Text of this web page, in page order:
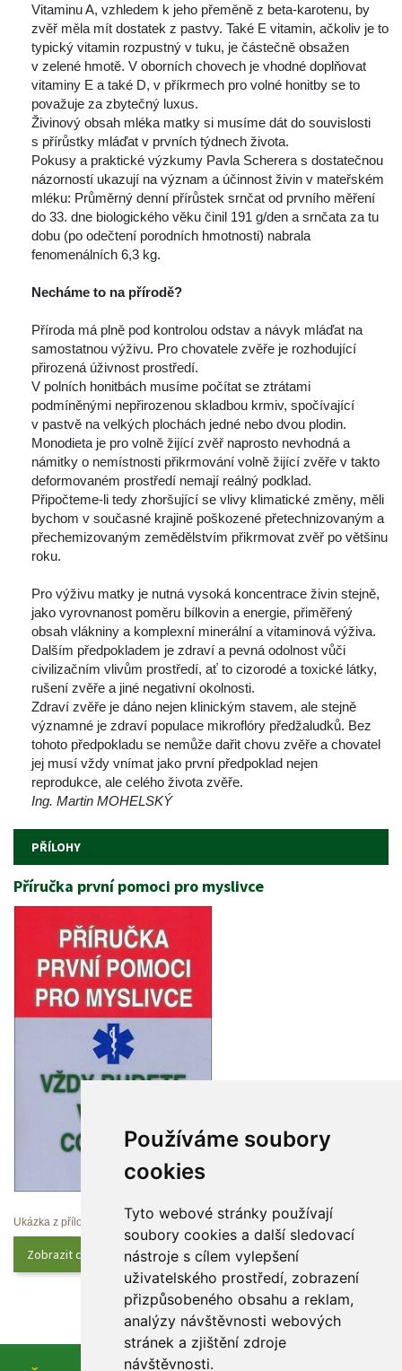
Používáme soubory
cookie
Tyto webové stránky používají
oubory cookies a další sledovací
nástroje s cílem vylepšení
uživatelského prostředí, zobrazení
přizpůsobeného obsahu a reklam,
analýzy návštěvnosti webových
tránek a zjištění zdroje
návštěvnosti.
Vitaminu A, vzhledem k jeho přeměně z beta-karotenu, by
zvěř měla mít dostatek z pastvy. Také E vitamin, ačkoliv je to
typický vitamin rozpustný v tuku, je částečně obsažen
v zelené hmotě. V oborních chovech je vhodné doplňovat
vitaminy E a také D, v příkrmech pro volné honitby se to
považuje za zbytečný luxus.
Živinový obsah mléka matky si musíme dát do souvislosti
přírůstky mláďat v prvních týdnech života.
Pokusy a praktické výzkumy Pavla Scherera s dostatečnou
názorností ukazují na význam a účinnost živin v mateřském
mléku: Průměrný denní přírůstek srnčat od prvního měření
do 33. dne biologického věku činil 191 g/den a srnčata za tu
dobu (po odečtení porodních hmotnosti) nabrala
fenomenálních 6,3 kg.
Necháme to na přírodě?
Příroda má plně pod kontrolou odstav a návyk mláďat na
amostatnou výživu. Pro chovatele zvěře je rozhodující
přirozená úživnost prostředí.
V polních honitbách musíme počítat se ztrátami
podmíněnými nepřirozenou skladbou krmiv, spočívající
v pastvě na velkých plochách jedné nebo dvou plodin.
Monodieta je pro volně žijící zvěř naprosto nevhodná a
námitky o nemístnosti přikrmování volně žijící zvěře v takto
deformovaném prostředí nemají reálný podklad.
Připočteme-li tedy zhoršující se vlivy klimatické změny, měli
bychom v současné krajině poškozené přetechnizovaným a
přechemizovaným zemědělstvím přikrmovat zvěř po většinu
roku.
Pro výživu matky je nutná vysoká koncentrace živin stejně,
jako vyrovnanost poměru bílkovin a energie, přiměřený
obsah vlákniny a komplexní minerální a vitaminová výživa.
Dalším předpokladem je zdraví a pevná odolnost vůči
civilizačním vlivům prostředí, ať to cizorodé a toxické látky,
rušení zvěře a jiné negativní okolnosti.
Zdraví zvěře je dáno nejen klinickým stavem, ale stejně
významné je zdraví populace mikroflóry předžaludků. Bez
tohoto předpokladu se nemůže dařit chovu zvěře a chovatel
jej musí vždy vnímat jako první předpoklad nejen
reprodukce, ale celého života zvěře.
Ing. Martin MOHELSKÝ
PŘÍLOHY
Příručka první pomoci pro myslivce
Ukázka z přílohy
Zobrazit celý obsah